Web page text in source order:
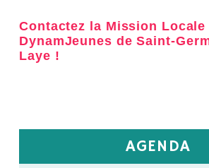
Contactez la Mission Locale
DynamJeunes de Saint-
Laye !
AGENDA